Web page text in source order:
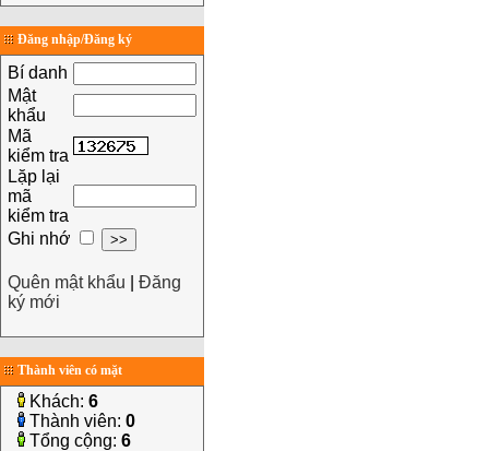
Đăng nhập/Đăng ký
Bí danh
Mật
khẩu
Mã
kiểm tra
Lặp lại
mã
kiểm tra
Ghi nhớ
Quên mật khẩu
Đăng
ký mới
Thành viên có mặt
Khách: 6
Thành viên: 0
Tổng cộng: 6